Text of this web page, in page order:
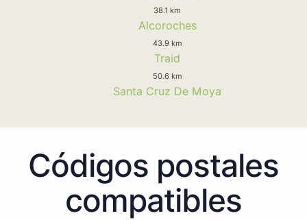
38.1 km
Alcoroches
43.9 km
Traid
50.6 km
Santa Cruz De Moya
Códigos postales
compatibles